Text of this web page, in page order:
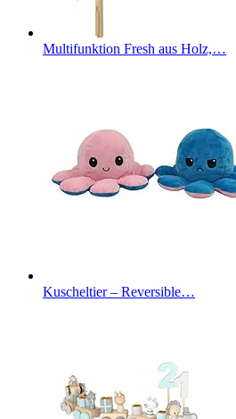
Multifunktion Fresh aus Holz,…
Kuscheltier – Reversible…